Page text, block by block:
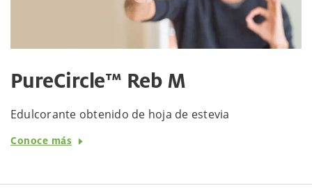
PureCircle™ Reb M
Edulcorante obtenido de hoja de estevia
Conoce más